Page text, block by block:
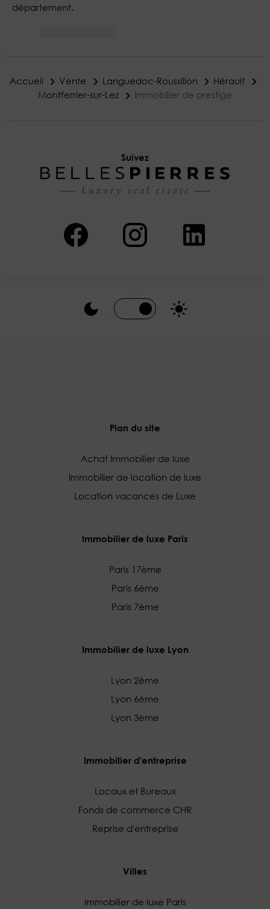
département.
Accueil Vente Languedoc-Roussillon
Hérault
Montferrier-sur-Lez
Immobilier de prestige
Suivez
Plan du site
Achat Immobilier de luxe
Immobilier de location de luxe
Location vacances de Luxe
Immobilier de luxe Paris
Paris 17ème
Paris 6ème
Paris 7ème
Immobilier de luxe Lyon
Lyon 2ème
Lyon 6ème
Lyon 3ème
Immobilier d'entreprise
Locaux et Bureaux
Fonds de commerce CHR
Reprise d'entreprise
Villes
Immobilier de luxe Paris